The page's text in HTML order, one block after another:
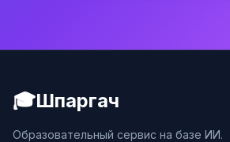
🎓Шпаргач
Образовательный сервис на базе ИИ.